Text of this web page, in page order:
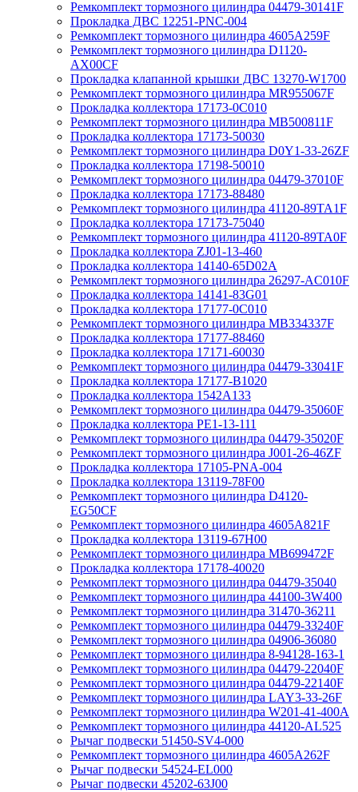
Ремкомплект тормозного цилиндра 04479-30141F
Прокладка ДВС 12251-PNC-004
Ремкомплект тормозного цилиндра 4605A259F
Ремкомплект тормозного цилиндра D1120-
AX00CF
Прокладка клапанной крышки ДВС 13270-W1700
Ремкомплект тормозного цилиндра MR955067F
Прокладка коллектора 17173-0C010
Ремкомплект тормозного цилиндра MB500811F
Прокладка коллектора 17173-50030
Ремкомплект тормозного цилиндра D0Y1-33-26ZF
Прокладка коллектора 17198-50010
Ремкомплект тормозного цилиндра 04479-37010F
Прокладка коллектора 17173-88480
Ремкомплект тормозного цилиндра 41120-89TA1F
Прокладка коллектора 17173-75040
Ремкомплект тормозного цилиндра 41120-89TA0F
Прокладка коллектора ZJ01-13-460
Прокладка коллектора 14140-65D02A
Ремкомплект тормозного цилиндра 26297-AC010F
Прокладка коллектора 14141-83G01
Прокладка коллектора 17177-0C010
Ремкомплект тормозного цилиндра MB334337F
Прокладка коллектора 17177-88460
Прокладка коллектора 17171-60030
Ремкомплект тормозного цилиндра 04479-33041F
Прокладка коллектора 17177-B1020
Прокладка коллектора 1542A133
Ремкомплект тормозного цилиндра 04479-35060F
Прокладка коллектора PE1-13-111
Ремкомплект тормозного цилиндра 04479-35020F
Ремкомплект тормозного цилиндра J001-26-46ZF
Прокладка коллектора 17105-PNA-004
Прокладка коллектора 13119-78F00
Ремкомплект тормозного цилиндра D4120-
EG50CF
Ремкомплект тормозного цилиндра 4605A821F
Прокладка коллектора 13119-67H00
Ремкомплект тормозного цилиндра MB699472F
Прокладка коллектора 17178-40020
Ремкомплект тормозного цилиндра 04479-35040
Ремкомплект тормозного цилиндра 44100-3W400
Ремкомплект тормозного цилиндра 31470-36211
Ремкомплект тормозного цилиндра 04479-33240F
Ремкомплект тормозного цилиндра 04906-36080
Ремкомплект тормозного цилиндра 8-94128-163-1
Ремкомплект тормозного цилиндра 04479-22040F
Ремкомплект тормозного цилиндра 04479-22140F
Ремкомплект тормозного цилиндра LAY3-33-26F
Ремкомплект тормозного цилиндра W201-41-400A
Ремкомплект тормозного цилиндра 44120-AL525
Рычаг подвески 51450-SV4-000
Ремкомплект тормозного цилиндра 4605A262F
Рычаг подвески 54524-EL000
Рычаг подвески 45202-63J00